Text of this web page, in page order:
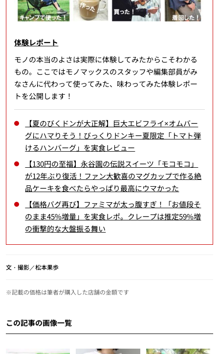
体験レポート
モノの本当のよさは実際に体験してみたからこそわかる
もの。ここではモノマックスのスタッフや編集部員がみ
なさんに代わって使ってみた、味わってみた体験レポー
トを公開します！
【夏のびくドンが大正解】巨大エビフライ×オムバー
グにハマりそう！びっくりドンキー夏限定「トマト弾
けるハンバーグ」を実食レビュー
【130円の至福】永谷園の伝説スイーツ「モコモコ」
が12年ぶり復活！ファン大歓喜のマグカップで作る絶
品ケーキを食べたらやっぱり最高にウマかった
【価格バグ再び】ファミマが太っ腹すぎ！「お値段そ
のまま45%増量」を実食レポ。クレープは推定59%増
の衝撃的な大盤振る舞い
文・撮影／松本果歩
※記載の価格は筆者が購入した店舗の金額です
この記事の画像一覧